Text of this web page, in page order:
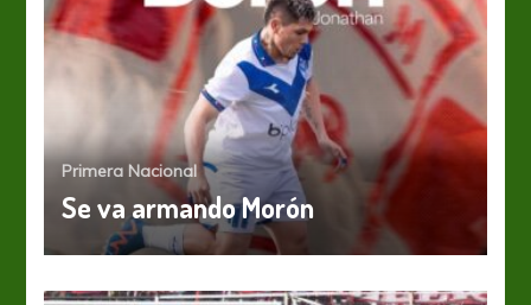
Primera Nacional
Se va armando Morón